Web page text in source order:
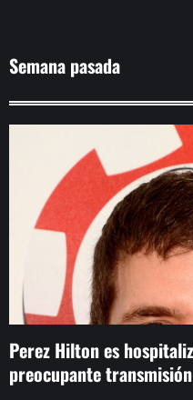
Semana pasada
Perez Hilton es
preocupante